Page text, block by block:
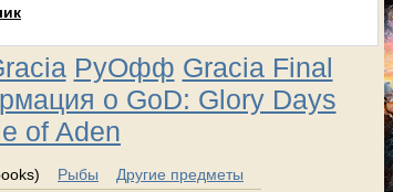
РуОфф Gracia Final
о GoD: Glory Days
of Aden
Рыбы Другие предметы